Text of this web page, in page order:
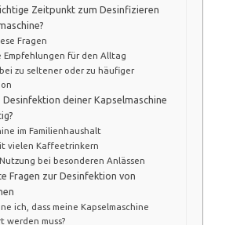
Zeitpunkt zum Desinfizieren
Fragen
Empfehlungen für den Alltag
zu seltener oder zu häufiger
deiner Kapselmaschine
im Familienhaushalt
vielen Kaffeetrinkern
bei besonderen Anlässen
Fragen zur Desinfektion von
ich, dass meine Kapselmaschine
werden muss?